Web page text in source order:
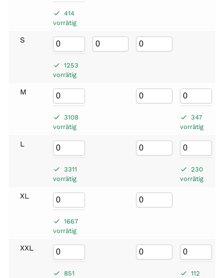
414
vorrätig
S
1253
vorrätig
M
3108
vorrätig
347
vorrätig
L
3311
vorrätig
230
vorrätig
XL
1667
vorrätig
XXL
851
112